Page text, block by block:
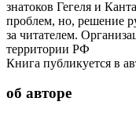
знатоков Гегеля и
проблем, но, решение
за читателем.
территории РФ
Книга публикуется в
об авторе